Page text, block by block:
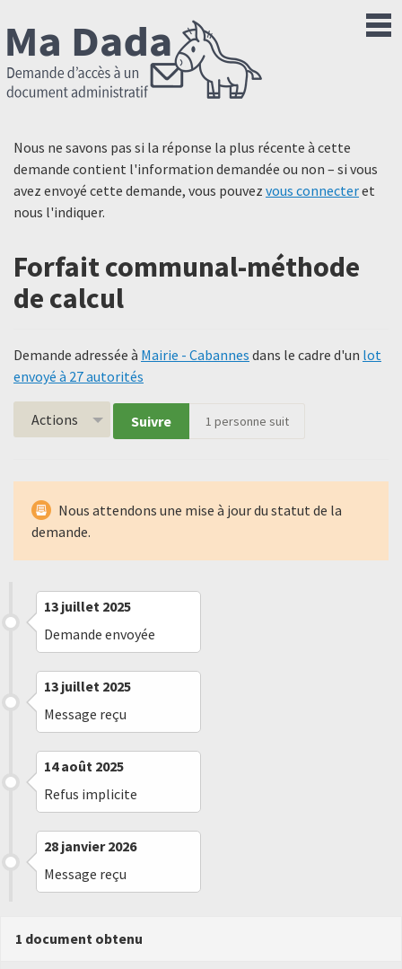
Nous ne savons pas si la réponse la plus récente à cette
demande contient l'information demandée ou non – si vous
avez envoyé cette demande, vous pouvez vous connecteret
nous l'indiquer.
Forfait communal-méthode
de calcul
Demande adressée à Mairie - Cabannes dans le cadre d'un lot
envoyé à 27 autorités
Actions Suivre 1 personne suit
Nous attendons une mise à jour du statut de la
demande.
13 juillet 2025
Demande envoyée
13 juillet 2025
Message reçu
14 août 2025
Refus implicite
28 janvier 2026
Message reçu
1 document obtenu